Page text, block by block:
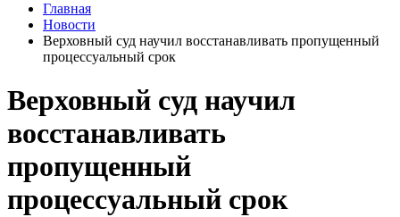
Главная
Новости
Верховный суд научил восстанавливать пропущенный
процессуальный срок
Верховный суд научил
восстанавливать
пропущенный
процессуальный срок